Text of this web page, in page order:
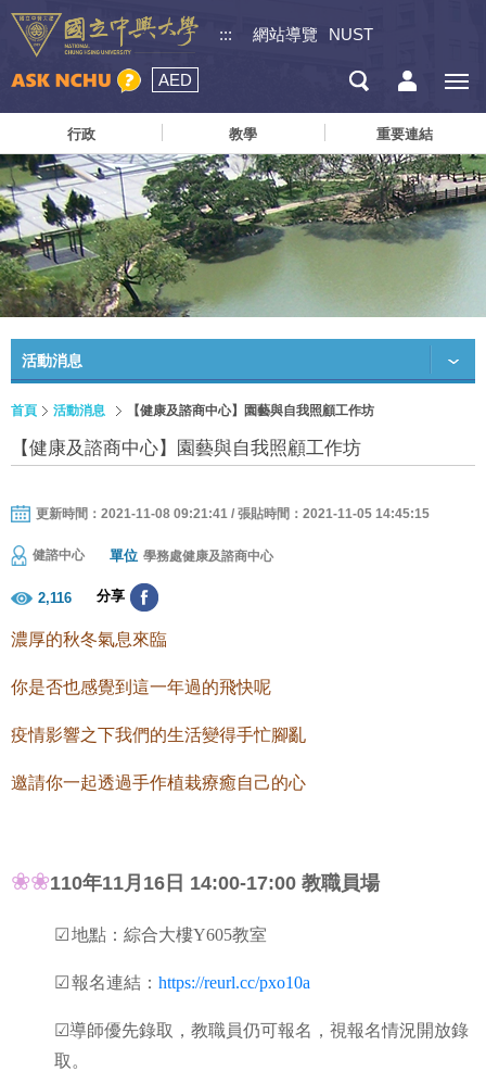
::: 網站導覽 NUST
AED
行政 教學 重要連結
活動消息
首頁 活動消息 【健康及諮商中心】園藝與自我照顧工作坊
【健康及諮商中心】園藝與自我照顧工作坊
更新時間：2021-11-08 09:21:41 / 張貼時間：2021-11-05 14:45:15
健諮中心 單位 學務處健康及諮商中心
2,116 分享
濃厚的秋冬氣息來臨
你是否也感覺到這一年過的飛快呢
疫情影響之下我們的生活變得手忙腳亂
邀請你一起透過手作植栽療癒自己的心
❀❀110年11月16日 14:00-17:00 教職員場
☑地點：綜合大樓Y605教室
☑報名連結： https://reurl.cc/pxo10a
☑導師優先錄取，教職員仍可報名，視報名情況開放錄
取。